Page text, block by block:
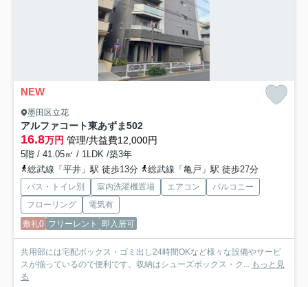
NEW
墨田区立花
アルファコート東あずま502
16.8万円 管理/共益費12,000円
5階 / 41.05㎡ / 1LDK /築3年
総武線「平井」駅 徒歩13分
総武線「亀戸」駅 徒歩27分
バス・トイレ別 室内洗濯機置場 エアコン
バルコニー
フローリング
電気有
敷礼0 フリーレント 即入居可
共用部には宅配ボックス・ゴミ出し24時間OKなど様々な設備やサービ
スが揃っているので便利です。収納はシューズボックス・ク... もっと見
る